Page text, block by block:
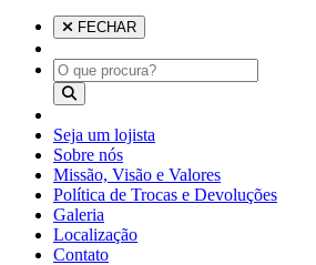
FECHAR
Seja um lojista
Sobre nós
Missão, Visão e Valores
Política de Trocas e Devoluções
Galeria
Localização
Contato